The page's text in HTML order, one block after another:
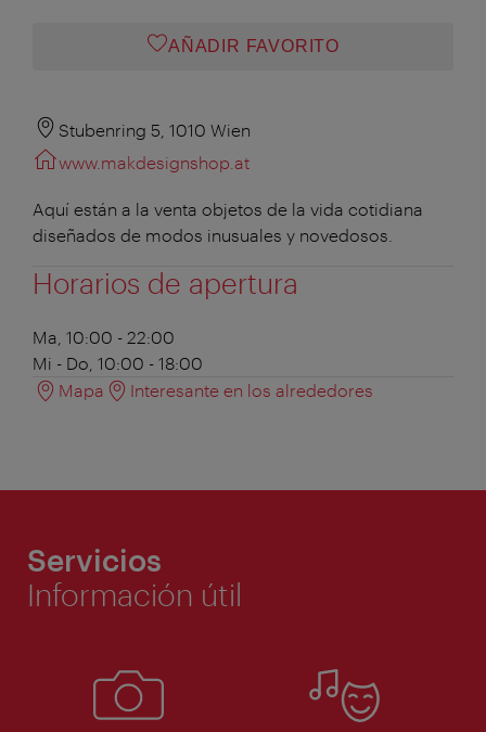
AÑADIR FAVORITO
Stubenring 5, 1010 Wien
www.makdesignshop.at
Aquí están a la venta objetos de la vida cotidiana
diseñados de modos inusuales y novedosos.
Horarios de apertura
Ma, 10:00 - 22:00
Mi - Do, 10:00 - 18:00
Mapa
Interesante en los alrededores
Servicios
Información útil